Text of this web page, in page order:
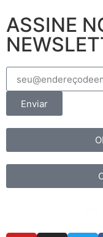
ASSINE
Enviar